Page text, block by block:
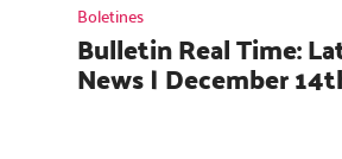
Boletines
Bulletin Real Time:
News | December